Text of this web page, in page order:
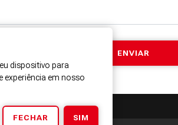
dispositivo para
experiência em nosso
FECHAR SIM